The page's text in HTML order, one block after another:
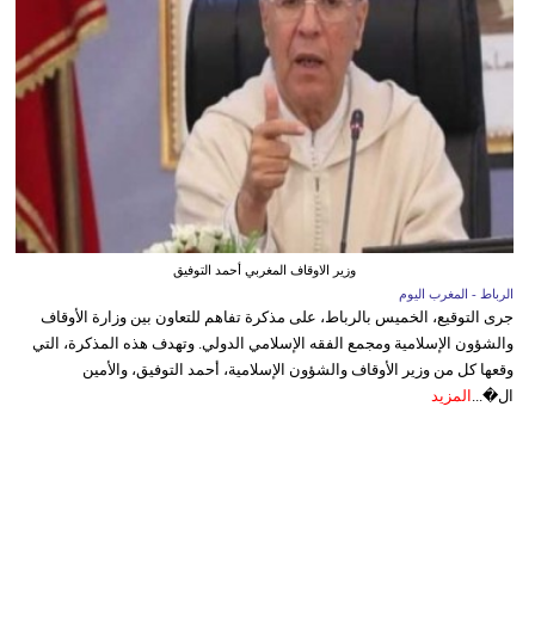
وزير الاوقاف المغربي أحمد التوفيق
الرباط - المغرب اليوم
جرى التوقيع، الخميس بالرباط، على مذكرة تفاهم للتعاون بين وزارة الأوقاف
والشؤون الإسلامية ومجمع الفقه الإسلامي الدولي. وتهدف هذه المذكرة، التي
وقعها كل من وزير الأوقاف والشؤون الإسلامية، أحمد التوفيق، والأمين
ال�... المزيد